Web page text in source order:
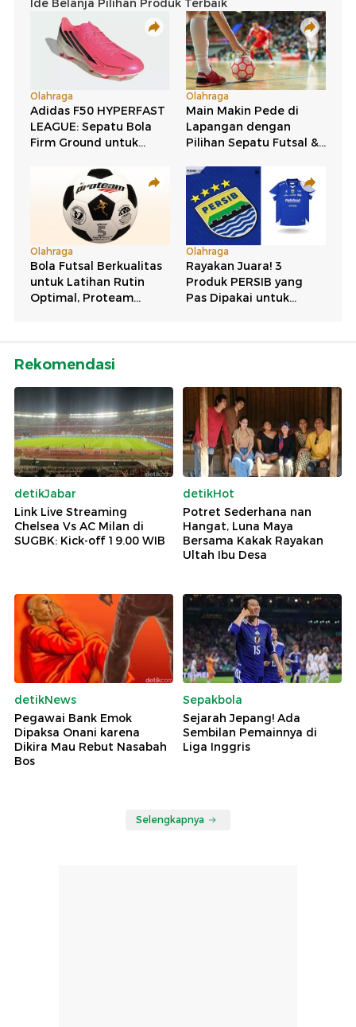
Rekomendasi
detikJabar
Link Live Streaming
Chelsea Vs AC Milan di
SUGBK: Kick-off 19.00 WIB
detikHot
Potret Sederhana nan
Hangat, Luna Maya
Bersama Kakak Rayakan
Ultah Ibu Desa
detikNews
Pegawai Bank Emok
Dipaksa Onani karena
Dikira Mau Rebut Nasabah
Bos
Sepakbola
Sejarah Jepang! Ada
Sembilan Pemainnya di
Liga Inggris
Selengkapnya